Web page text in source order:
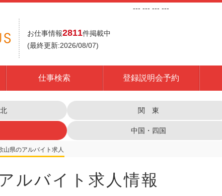
--- --- --- ---
お仕事情報2811件掲載中
(最終更新:2026/08/07)
仕事検索 登録説明会予約
関 東
中国・四国
山県
ルバイト求人情報